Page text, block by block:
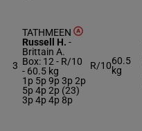
3
TATHMEEN
Russell H. -
Brittain A.
Box: 12 - R/10
- 60.5 kg
1p 5p 9p 3p 2p
5p 4p 2p (23)
3p 4p 4p 8p
R/1060.5
kg